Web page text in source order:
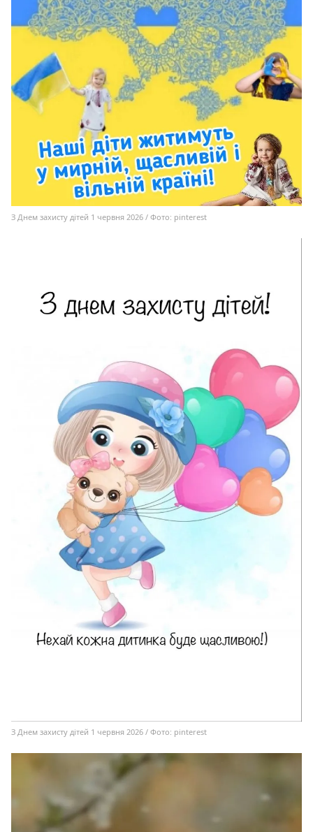
З Днем захисту дітей 1 червня 2026 / Фото: pinterest
З Днем захисту дітей 1 червня 2026 / Фото: pinterest